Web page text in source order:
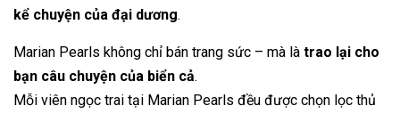
kể chuyện của đại dương.
Marian Pearls không chỉ bán trang sức – mà là trao lại cho
bạn câu chuyện của biển cả.
Mỗi viên ngọc trai tại Marian Pearls đều được chọn lọc thủ